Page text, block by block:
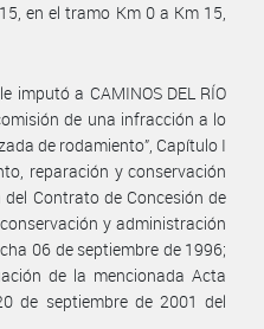
en el tramo Km 0 a Km 15,
imputó a CAMINOS DEL RÍO
de una infracción a lo
de rodamiento”, Capítulo I
reparación y conservación
Contrato de Concesión de
y administración
06 de septiembre de 1996;
de la mencionada Acta
de septiembre de 2001 del